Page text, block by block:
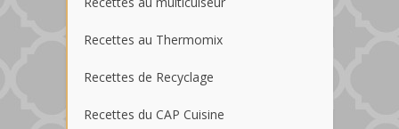
Recettes au Thermomix
Recettes de Recyclage
Recettes du CAP Cuisine